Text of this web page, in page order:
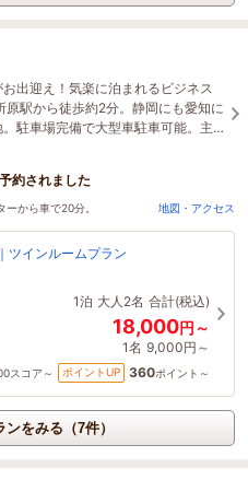
出迎え！気楽に泊まれるビジネス
原駅から徒歩約2分。静岡にも愛知に
。駐車場完備で大型車駐車可能。主
近く便利！レア自転車乗れるかも
約されました
から車で20分。 地図・アクセス
ツインルームプラン
1泊 大人2名 合計(税込)
18,000円～
1名 9,000円～
スコア～ ポイントUP 360ポイント～
をみる（7件）